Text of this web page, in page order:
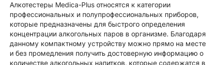
Алкотестеры Medica-Plus относятся к категории
профессиональных и полупрофессиональных приборов,
которые предназначены для быстрого определения
концентрации алкогольных паров в организме. Благодаря
данному компактному устройству можно прямо на месте
и без промедления получить достоверную информацию о
количестве алкогольных напитков, которые содержатся в